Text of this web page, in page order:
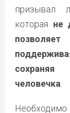
призывал
которая не
сохраняя
человечка